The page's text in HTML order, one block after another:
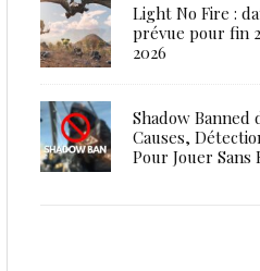
Light No Fire :
prévue pour fin
2026
Shadow Banned
Causes,
Pour Jouer Sans